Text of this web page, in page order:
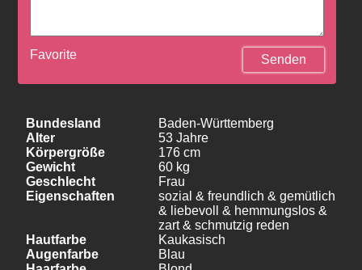
Favorite Senden
Bundesland
Baden-Württemberg
Alter
53 Jahre
Körpergröße
176 cm
Gewicht
60 kg
Geschlecht
Frau
Eigenschaften
sozial & freundlich & gemütlich
& liebevoll & hemmungslos &
zart & schmutzig reden
Hautfarbe
Kaukasisch
Augenfarbe
Blau